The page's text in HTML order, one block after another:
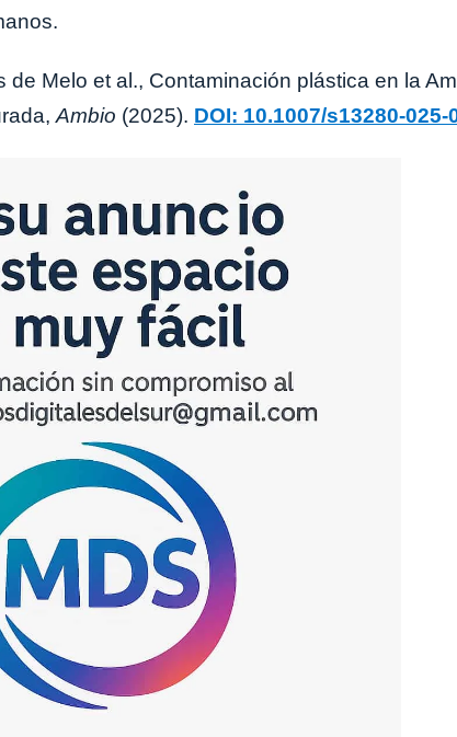
de Melo et al., Contaminación plástica en la
Ambio (2025). DOI: 10.1007/s13280-025-